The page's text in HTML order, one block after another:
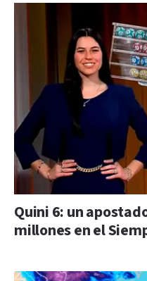
Quini 6: un
millones en el